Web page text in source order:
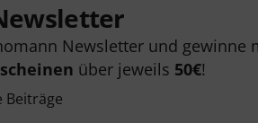
Newsletter und gewinne
über jeweils 50€!
Beiträge